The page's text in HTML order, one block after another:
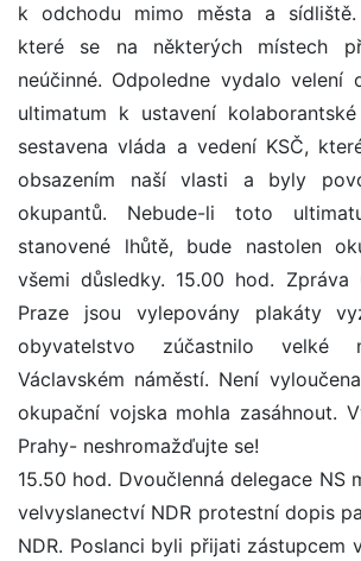
k odchodu mimo města a sídliště.
které se na některých místech
neúčinné. Odpoledne vydalo velení
ultimatum k ustavení
sestavena vláda a vedení KSČ,
obsazením naší vlasti a byly
okupantů. Nebude-li toto
stanovené lhůtě, bude nastolen
všemi důsledky. 15.00 hod. Zpráva
Praze jsou vylepovány plakáty
obyvatelstvo zúčastnilo velké
Václavském náměstí. Není
okupační vojska mohla zasáhnout.
Prahy- neshromažďujte se!
15.50 hod. Dvoučlenná delegace NS
velvyslanectví NDR protestní dopis
NDR. Poslanci byli přijati zástupcem